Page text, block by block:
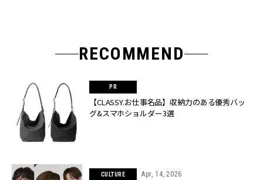
RECOMMEND
【CLASSY.お仕事名品】収納力のある優秀バッ
グ&スマホショルダー3選
CULTURE Apr, 14, 2026